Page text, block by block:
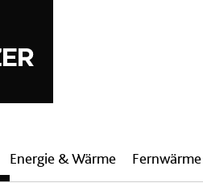
Energie & Wärme Fern­wärme